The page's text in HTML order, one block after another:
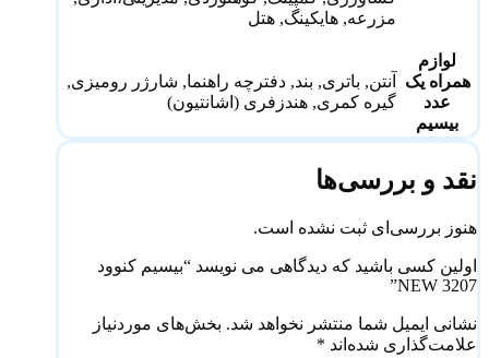
مزرعه, هایکینگ, هتل
لوازم
همراه یک
عدد
بیسیم
آنتن, باتری, بند, دفترچه راهنما, شارژر رومیزی,
گیره کمری, هندزفری (اشانتیون)
نقد و بررسی‌ها
هنوز بررسی‌ای ثبت نشده است.
اولین کسی باشید که دیدگاهی می نویسد “بیسیم کنوود
3207 NEW”
نشانی ایمیل شما منتشر نخواهد شد. بخش‌های موردنیاز
علامت‌گذاری شده‌اند *